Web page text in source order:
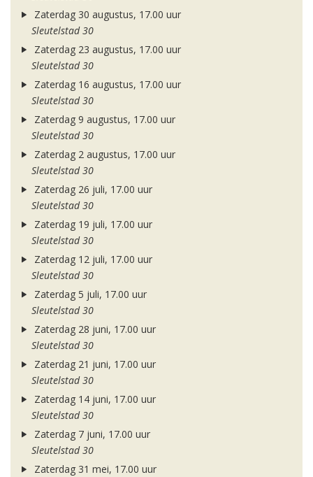
Zaterdag 30 augustus, 17.00 uur
Sleutelstad 30
Zaterdag 23 augustus, 17.00 uur
Sleutelstad 30
Zaterdag 16 augustus, 17.00 uur
Sleutelstad 30
Zaterdag 9 augustus, 17.00 uur
Sleutelstad 30
Zaterdag 2 augustus, 17.00 uur
Sleutelstad 30
Zaterdag 26 juli, 17.00 uur
Sleutelstad 30
Zaterdag 19 juli, 17.00 uur
Sleutelstad 30
Zaterdag 12 juli, 17.00 uur
Sleutelstad 30
Zaterdag 5 juli, 17.00 uur
Sleutelstad 30
Zaterdag 28 juni, 17.00 uur
Sleutelstad 30
Zaterdag 21 juni, 17.00 uur
Sleutelstad 30
Zaterdag 14 juni, 17.00 uur
Sleutelstad 30
Zaterdag 7 juni, 17.00 uur
Sleutelstad 30
Zaterdag 31 mei, 17.00 uur